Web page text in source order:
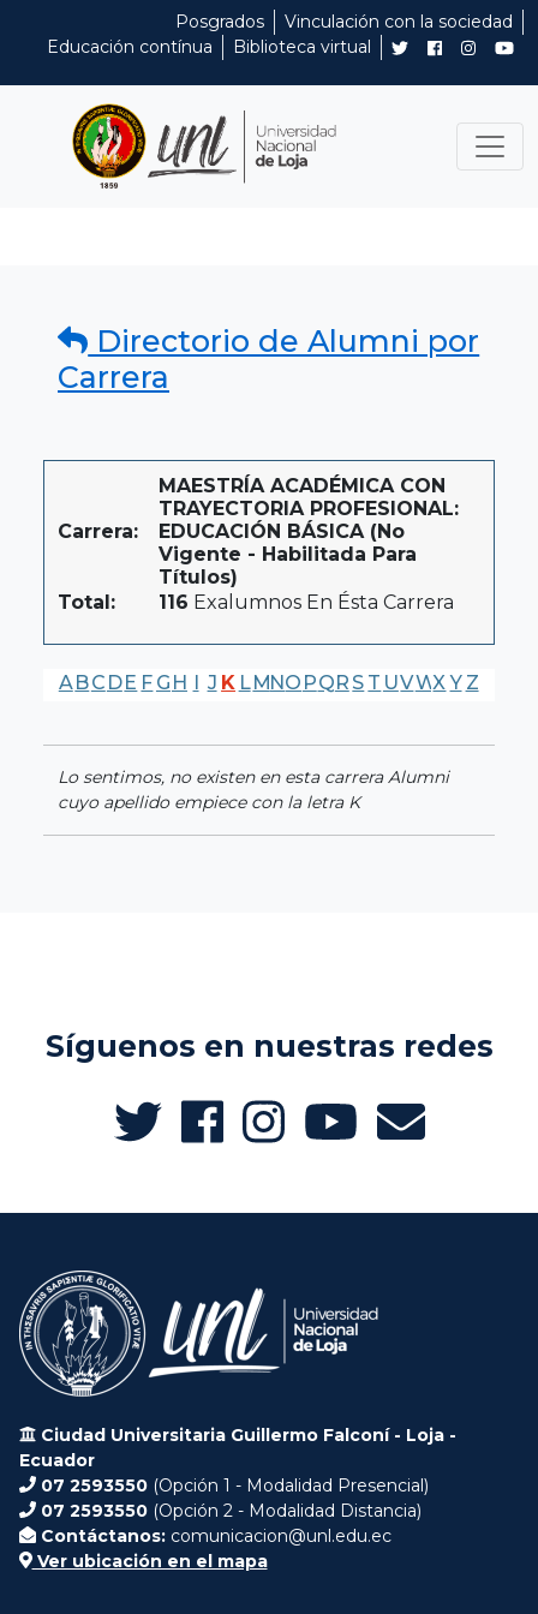
Posgrados
Vinculación con la sociedad
Educación contínua
Biblioteca virtual
Directorio de Alumni por
Carrera
Carrera:
MAESTRÍA ACADÉMICA CON
TRAYECTORIA PROFESIONAL:
EDUCACIÓN BÁSICA (No
Vigente - Habilitada Para
Títulos)
Total:
116 Exalumnos En Ésta Carrera
A BC DE F G H I J K LMNO PQR S T UVWX Y Z
Lo sentimos, no existen en esta carrera Alumni
cuyo apellido empiece con la letra K
Síguenos en nuestras redes
Ciudad Universitaria Guillermo Falconí - Loja -
Ecuador
07 2593550 (Opción 1 - Modalidad Presencial)
07 2593550 (Opción 2 - Modalidad Distancia)
Contáctanos: comunicacion@unl.edu.ec
Ver ubicación en el mapa